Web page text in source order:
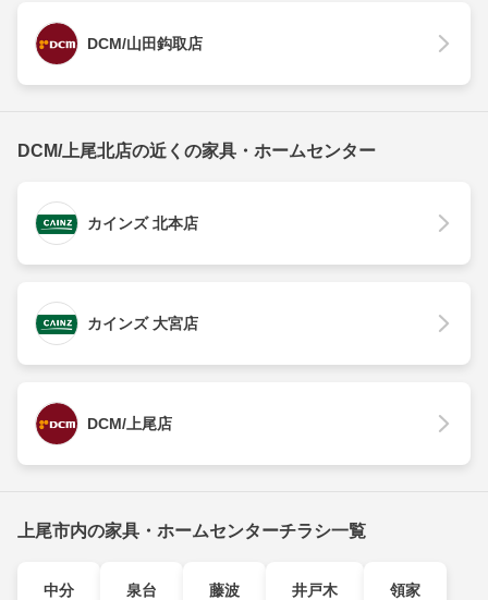
DCM/山田鈎取店
DCM/上尾北店の近くの家具・ホームセンター
カインズ 北本店
カインズ 大宮店
DCM/上尾店
上尾市内の家具・ホームセンターチラシ一覧
中分 泉台 藤波 井戸木 領家